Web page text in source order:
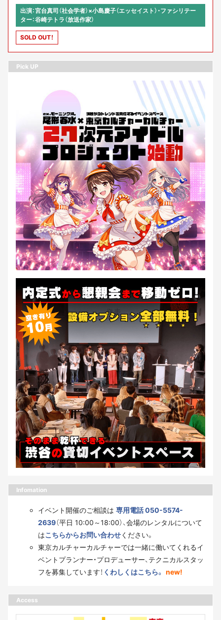
出演：宮台真司（社会学者）×小島慶子（エッセイスト）・ファシリテー
ター：谷崎テトラ（放送作家）
SOLD OUT！
Pick UP
Infomation
イベント開催のご相談は 専用電話 050-5574-
2639（平日 10:00～18:00）、会場のレンタルについて
はこちらからお問い合わせください。
東京カルチャーカルチャーでは一緒に働いてくれるイ
ベントプランナー・プロデューサー、テクニカルスタッ
フを募集しています！ くわしくはこちら。 new!
Access